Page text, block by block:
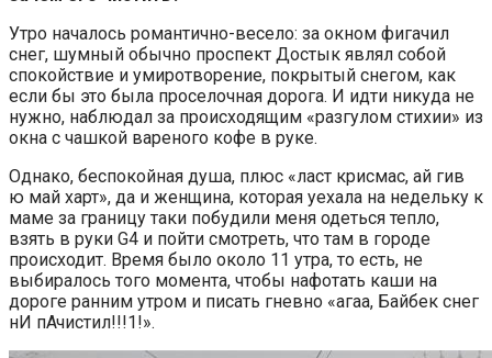
Утро началось романтично-весело: за окном фигачил
снег, шумный обычно проспект Достык являл собой
спокойствие и умиротворение, покрытый снегом, как
если бы это была проселочная дорога. И идти никуда не
нужно, наблюдал за происходящим «разгулом стихии» из
окна с чашкой вареного кофе в руке.
Однако, беспокойная душа, плюс «ласт крисмас, ай гив
ю май харт», да и женщина, которая уехала на недельку к
маме за границу таки побудили меня одеться тепло,
взять в руки G4 и пойти смотреть, что там в городе
происходит. Время было около 11 утра, то есть, не
выбиралось того момента, чтобы нафотать каши на
дороге ранним утром и писать гневно «агаа, Байбек снег
нИ пАчистил!!!1!».